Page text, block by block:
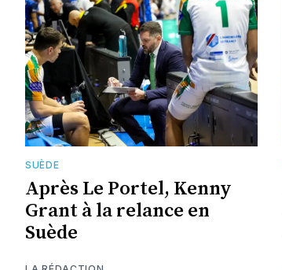
SUÈDE
Après Le Portel, Kenny
Grant à la relance en
Suède